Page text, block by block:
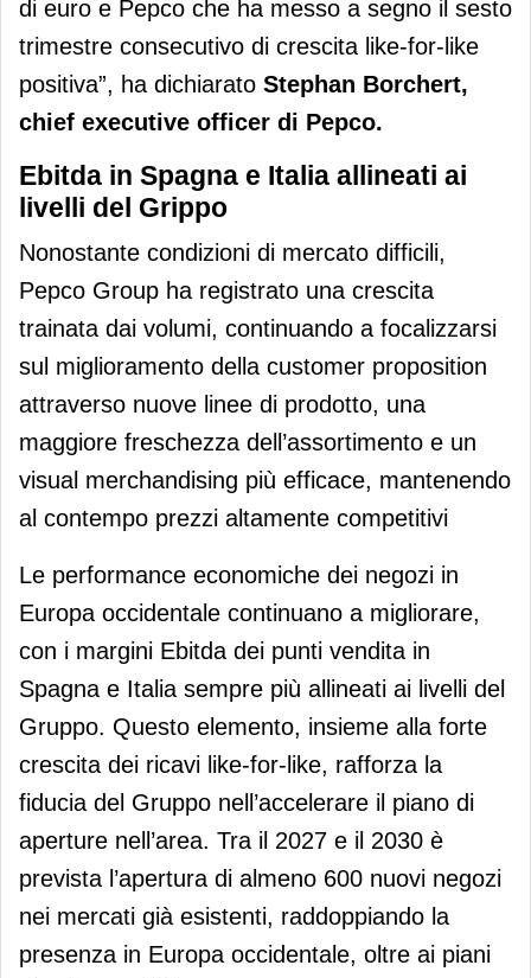
di euro e Pepco che ha messo a segno il sesto
trimestre consecutivo di crescita like-for-like
positiva”, ha dichiarato Stephan Borchert,
chief executive officer di Pepco.
Ebitda in Spagna e Italia allineati ai
livelli del Grippo
Nonostante condizioni di mercato difficili,
Pepco Group ha registrato una crescita
trainata dai volumi, continuando a focalizzarsi
sul miglioramento della customer proposition
attraverso nuove linee di prodotto, una
maggiore freschezza dell’assortimento e un
visual merchandising più efficace, mantenendo
al contempo prezzi altamente competitivi
Le performance economiche dei negozi in
Europa occidentale continuano a migliorare,
con i margini Ebitda dei punti vendita in
Spagna e Italia sempre più allineati ai livelli del
Gruppo. Questo elemento, insieme alla forte
crescita dei ricavi like-for-like, rafforza la
fiducia del Gruppo nell’accelerare il piano di
aperture nell’area. Tra il 2027 e il 2030 è
prevista l’apertura di almeno 600 nuovi negozi
nei mercati già esistenti, raddoppiando la
presenza in Europa occidentale, oltre ai piani